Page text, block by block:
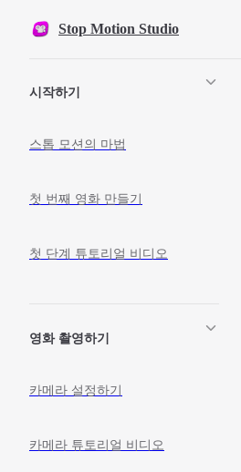
Skip to content
Stop Motion Studio
시작하기
스톱 모션의 마법
첫 번째 영화 만들기
첫 단계 튜토리얼 비디오
영화 촬영하기
카메라 설정하기
카메라 튜토리얼 비디오